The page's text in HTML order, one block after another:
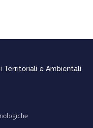
Territoriali e Ambientali